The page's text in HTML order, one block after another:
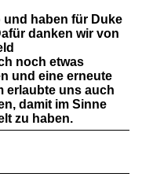
und haben für Duke
danken wir von
noch etwas
und eine erneute
erlaubte uns auch
damit im Sinne
zu haben.